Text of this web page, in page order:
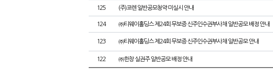
125 (주)코렌 일반공모청약 미실시 안내
124 ㈜티웨이홀딩스 제24회 무보증 신주인수권부사채 일반공모 배정 안내
123 ㈜티웨이홀딩스 제24회 무보증 신주인수권부사채 일반공모 안내
122 ㈜한창 실권주 일반공모 배정 안내